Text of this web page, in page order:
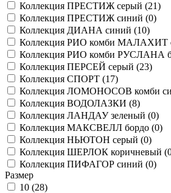
Коллекция ПРЕСТИЖ серый (21)
Коллекция ПРЕСТИЖ синий (0)
Коллекция ДИАНА синий (10)
Коллекция РИО комби МАЛАХИТ
Коллекция РИО комби РУСЛАНА
Коллекция ПЕРСЕЙ серый (23)
Коллекция СПОРТ (17)
Коллекция ЛОМОНОСОВ комби
Коллекция ВОДОЛАЗКИ (8)
Коллекция ЛАНДАУ зеленый (0)
Коллекция МАКСВЕЛЛ бордо (0)
Коллекция НЬЮТОН серый (0)
Коллекция ШЕРЛОК коричневый (
Коллекция ПИФАГОР синий (0)
Размер
10 (28)